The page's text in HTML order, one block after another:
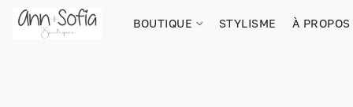
BOUTIQUE STYLISME À